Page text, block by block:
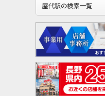
屋代駅の検索一覧